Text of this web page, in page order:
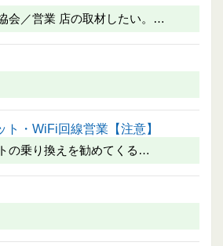
会／営業 店の取材したい。…
・WiFi回線営業【注意】
の乗り換えを勧めてくる…